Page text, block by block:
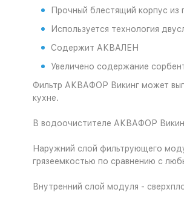
Прочный блестящий корпус
Используется технология
Содержит АКВАЛЕН
Увеличено содержание
Фильтр АКВАФОР Викинг может
кухне.
В водоочистителе АКВАФОР
Наружний слой фильтрующего
грязеемкостью по сравнению с
Внутренний слой модуля -